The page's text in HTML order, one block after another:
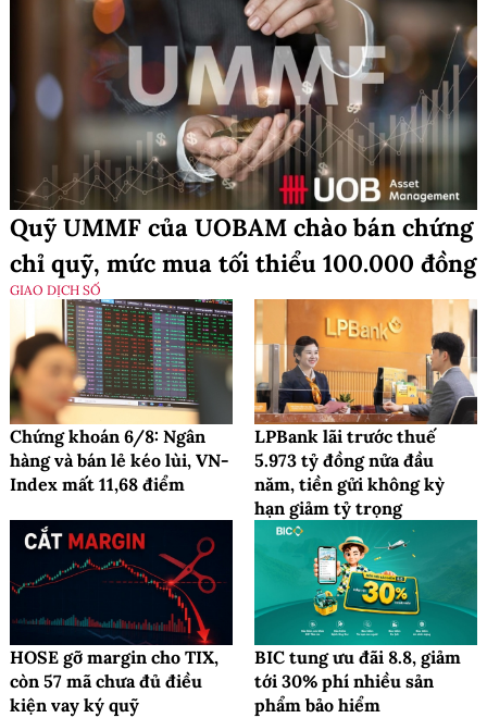
Quỹ UMMF của UOBAM chào bán chứng
chỉ quỹ, mức mua tối thiểu 100.000 đồng
GIAO DỊCH SỐ
Chứng khoán 6/8: Ngân
hàng và bán lẻ kéo lùi, VN-
Index mất 11,68 điểm
LPBank lãi trước thuế
5.973 tỷ đồng nửa đầu
năm, tiền gửi không kỳ
hạn giảm tỷ trọng
HOSE gỡ margin cho TIX,
còn 57 mã chưa đủ điều
kiện vay ký quỹ
BIC tung ưu đãi 8.8, giảm
tới 30% phí nhiều sản
phẩm bảo hiểm